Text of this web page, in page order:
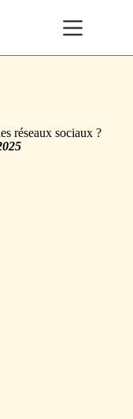
réseaux sociaux ?